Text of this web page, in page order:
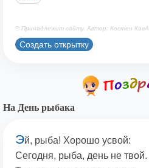
© Принадлежит сайту. Автор: Костен КавА
Создать открытку
На День рыбака
Эй, рыба! Хорошо усвой:
Сегодня, рыба, день не твой.